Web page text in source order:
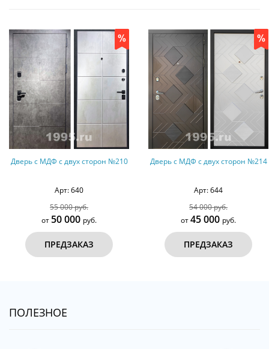
№210 Дверь с МДФ с двух сторон №214
54 000 руб.
от45 000
ПРЕДЗАКАЗ
Трехконтурная дверь
60 000 руб.
от51 000
ПОЛЕЗНОЕ